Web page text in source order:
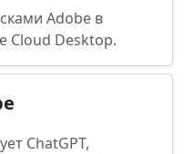
Adobe в
Cloud Desktop.
ChatGPT,